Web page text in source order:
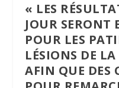
« LES
JOUR SERONT
POUR LES
LÉSIONS DE
AFIN QUE DES